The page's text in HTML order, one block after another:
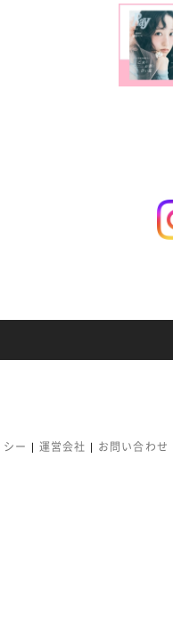
ー 運営会社
お問い合わせ